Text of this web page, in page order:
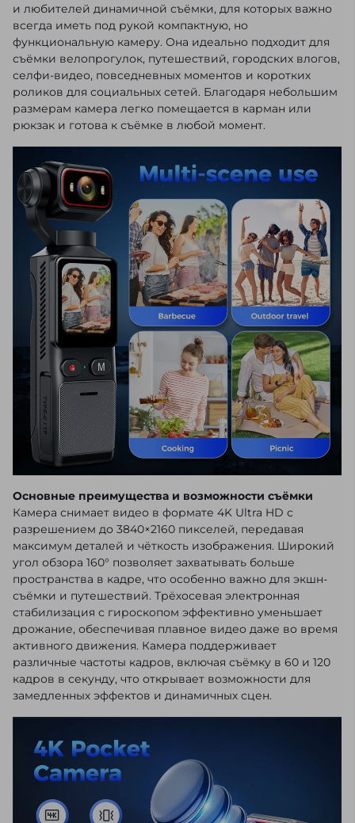
и любителей динамичной съёмки, для которых важно
всегда иметь под рукой компактную, но
функциональную камеру. Она идеально подходит для
съёмки велопрогулок, путешествий, городских влогов,
селфи-видео, повседневных моментов и коротких
роликов для социальных сетей. Благодаря небольшим
размерам камера легко помещается в карман или
рюкзак и готова к съёмке в любой момент.
Основные преимущества и возможности съёмки
Камера снимает видео в формате 4K Ultra HD с
разрешением до 3840×2160 пикселей, передавая
максимум деталей и чёткость изображения. Широкий
угол обзора 160° позволяет захватывать больше
пространства в кадре, что особенно важно для экшн-
съёмки и путешествий. Трёхосевая электронная
стабилизация с гироскопом эффективно уменьшает
дрожание, обеспечивая плавное видео даже во время
активного движения. Камера поддерживает
различные частоты кадров, включая съёмку в 60 и 120
кадров в секунду, что открывает возможности для
замедленных эффектов и динамичных сцен.